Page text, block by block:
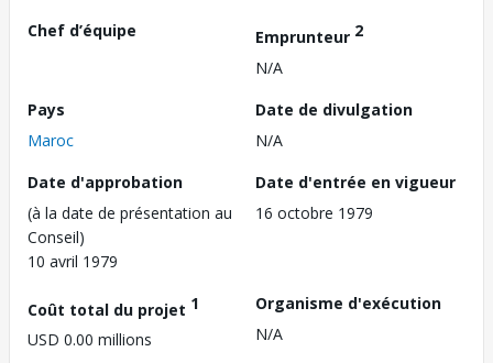
Chef d’équipe
Emprunteur 2
N/A
Pays
Maroc
Date de divulgation
N/A
Date d'approbation
(à la date de présentation au
Conseil)
10 avril 1979
Date d'entrée en vigueur
16 octobre 1979
Coût total du projet 1
USD 0.00 millions
Organisme d'exécution
N/A